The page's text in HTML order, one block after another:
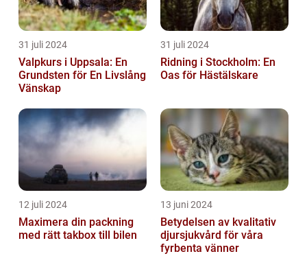
31 juli 2024
Valpkurs i Uppsala: En
Grundsten för En Livslång
Vänskap
31 juli 2024
Ridning i Stockholm: En
Oas för Hästälskare
12 juli 2024
Maximera din packning
med rätt takbox till bilen
13 juni 2024
Betydelsen av kvalitativ
djursjukvård för våra
fyrbenta vänner